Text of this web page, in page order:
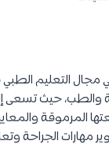
التعليم الطبي
والطب، حيث تسعى
المرموقة
مهارات الجراحة